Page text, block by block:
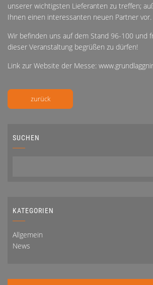
unserer wichtigsten Lieferanten zu treffen;
Ihnen einen interessanten neuen Partner vor.
Wir befinden uns auf dem Stand 96-100 und
dieser Veranstaltung begrüßen zu dürfen!
Link zur Website der Messe:
zurück
SUCHEN
KATEGORIEN
Allgemein
News